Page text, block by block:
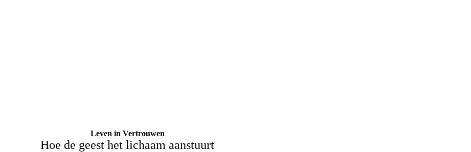
Leven in Vertrouwen
Hoe de geest het lichaam aanstuurt